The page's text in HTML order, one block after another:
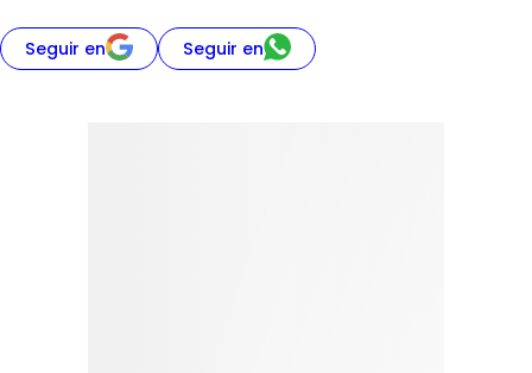
Seguir en Seguir en